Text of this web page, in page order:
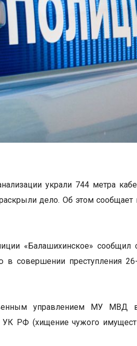
украли 744 метра
дело. Об этом
«Балашихинское» сообщил
совершении преступления
управлением МУ МВД
УК РФ (хищение чужого